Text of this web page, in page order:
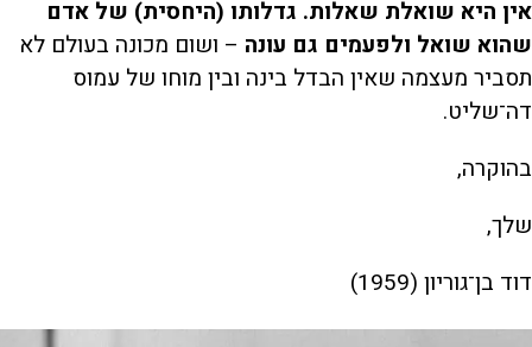
אין היא שואלת שאלות. גדלותו (היחסית) של אדם
שהוא שואל ולפעמים גם עונה – ושום מכונה בעולם לא
תסביר מעצמה שאין הבדל בינה ובין מוחו של עמוס
דה־שליט.
בהוקרה,
שלך,
דוד בן־גוריון (1959)